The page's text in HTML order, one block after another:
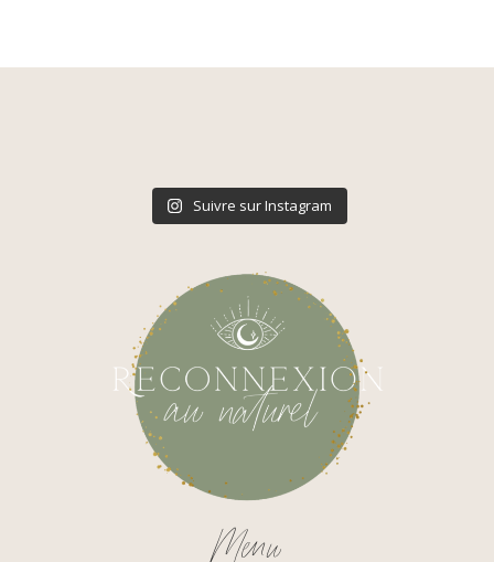
Suivre sur Instagram